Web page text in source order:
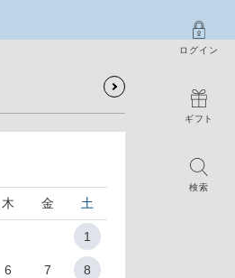
検索
ギフト
ログイン
木 金 土
1
6 7 8